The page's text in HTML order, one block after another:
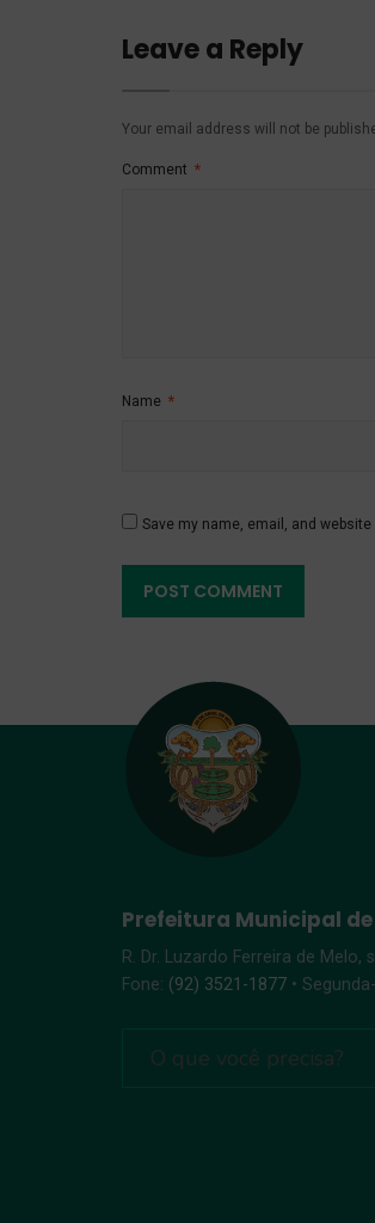
Leave a Reply
Your email address will not be
Comment *
Name *
Save my name, email, and
Prefeitura Municipal
R. Dr. Luzardo Ferreira de Melo,
Fone: (92) 3521-1877 •